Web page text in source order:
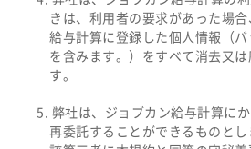
きは、利用者の要求があった場
給与計算に登録した個人情報（
を含みます。）をすべて消去又
す。
弊社は、ジョブカン給与計算に
再委託することができるものと